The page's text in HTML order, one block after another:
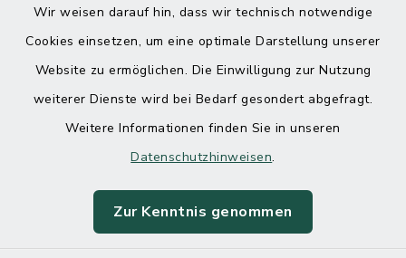
Wir weisen darauf hin, dass wir technisch notwendige
Cookies einsetzen, um eine optimale Darstellung unserer
Website zu ermöglichen. Die Einwilligung zur Nutzung
weiterer Dienste wird bei Bedarf gesondert abgefragt.
Weitere Informationen finden Sie in unseren
Datenschutzhinweisen.
Zur Kenntnis genommen
Datenschutz
Impressum
Cookie-Einstellungen